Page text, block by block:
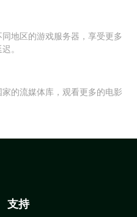
地区的游戏服务器，享受更多
。
的流媒体库，观看更多的电影
支持